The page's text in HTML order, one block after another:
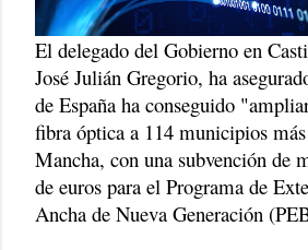
El delegado del Gobierno en
José Julián Gregorio, ha
de España ha conseguido
fibra óptica a 114 municipios
Mancha, con una subvención de
de euros para el Programa de
Ancha de Nueva Generación